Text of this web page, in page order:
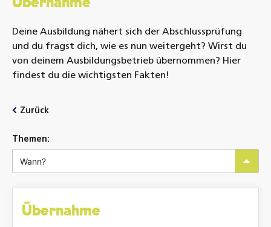
Übernahme
Deine Ausbildung nähert sich der Abschlussprüfung
und du fragst dich, wie es nun weitergeht? Wirst du
von deinem Ausbildungsbetrieb übernommen? Hier
findest du die wichtigsten Fakten!
Zurück
Wann?
Übernahme